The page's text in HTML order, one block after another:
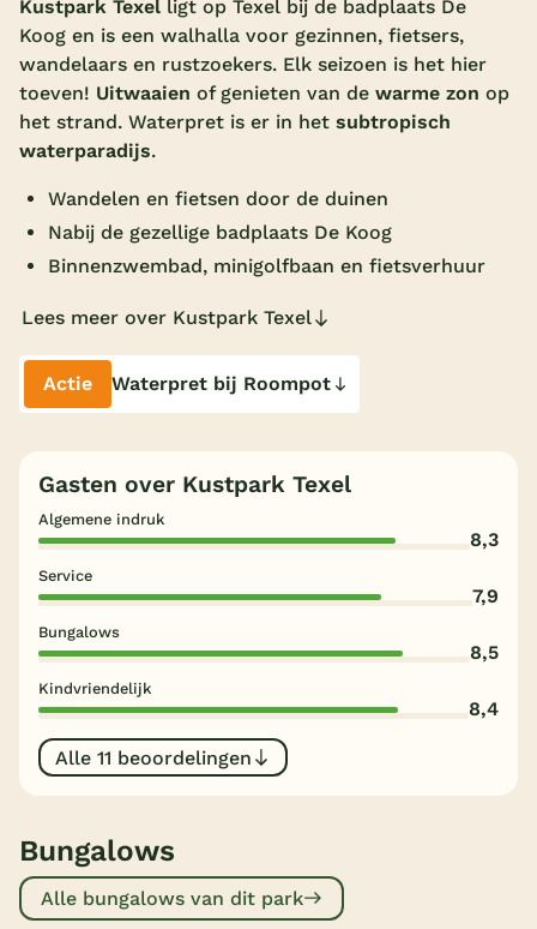
Overdekt zwembad
Wildwaterbaan
Indoor speeltuin
Keuzehulp
Nederland
Veluwe
Limburg
Duitsland
Onze e-boeken
Kustpark Texel ligt op Texel bij de badplaats De
Koog en is een walhalla voor gezinnen, fietsers,
wandelaars en rustzoekers. Elk seizoen is het hier
toeven! Uitwaaien of genieten van de warme zon op
het strand. Waterpret is er in het subtropisch
waterparadijs.
Wandelen en fietsen door de duinen
Nabij de gezellige badplaats De Koog
Binnenzwembad, minigolfbaan en fietsverhuur
Lees meer over Kustpark Texel
Actie Waterpret bij Roompot
Gasten over Kustpark Texel
Algemene indruk
8,3
Service
7,9
Bungalows
8,5
Kindvriendelijk
8,4
Alle 11 beoordelingen
Bungalows
Alle bungalows van dit park